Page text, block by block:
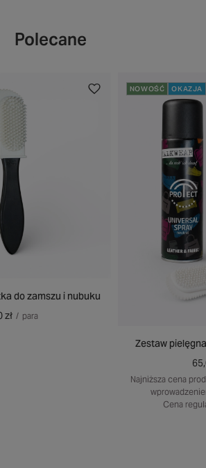
Polecane
do zamszu i nubuku
zł / para
NOWOŚĆ OKAZJA
Zestaw
Najniższa cena
Cena